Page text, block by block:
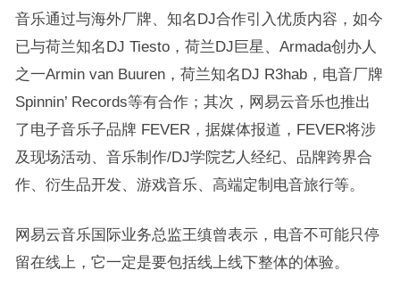
音乐通过与海外厂牌、知名DJ合作引入优质内容，如今
已与荷兰知名DJ Tiesto，荷兰DJ巨星、Armada创办人
之一Armin van Buuren，荷兰知名DJ R3hab，电音厂牌
Spinnin’ Records等有合作；其次，网易云音乐也推出
了电子音乐子品牌 FEVER，据媒体报道，FEVER将涉
及现场活动、音乐制作/DJ学院艺人经纪、品牌跨界合
作、衍生品开发、游戏音乐、高端定制电音旅行等。
网易云音乐国际业务总监王缜曾表示，电音不可能只停
留在线上，它一定是要包括线上线下整体的体验。